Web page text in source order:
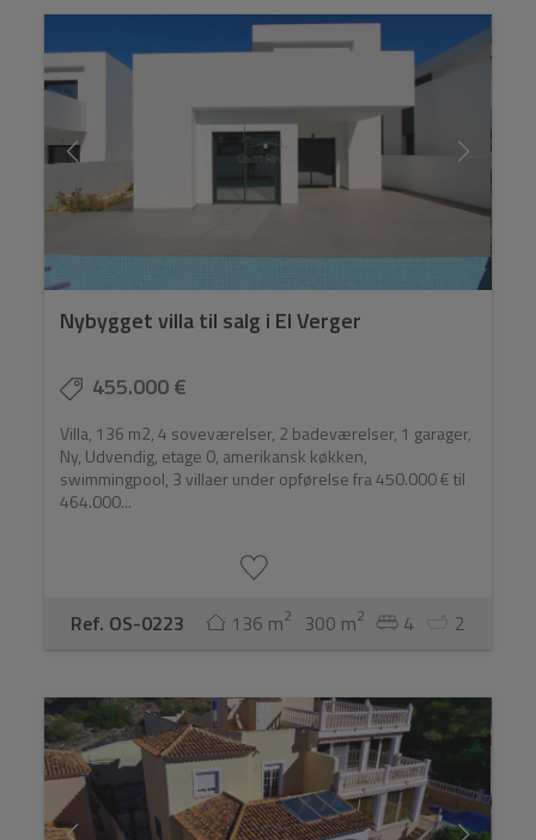
Nybygget villa til salg i El Verger
455.000 €
Villa, 136 m2, 4 soveværelser, 2 badeværelser, 1 garager,
Ny, Udvendig, etage 0, amerikansk køkken,
swimmingpool, 3 villaer under opførelse fra 450.000 € til
464.000...
Ref. OS-0223 136 m2 300 m2 4 2